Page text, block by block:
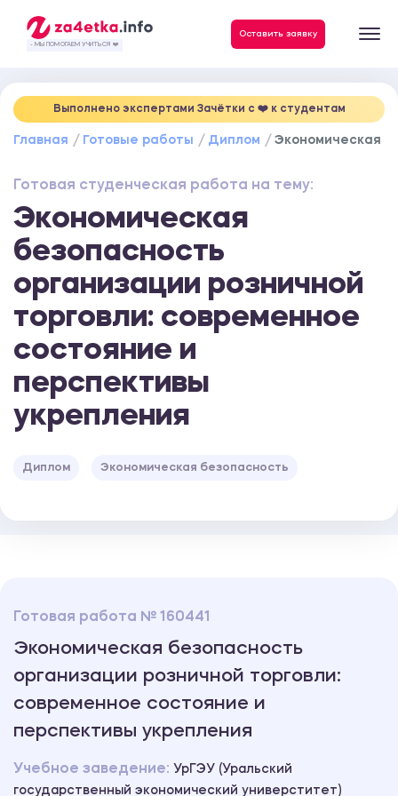
- МЫ ПОМОГАЕМ УЧИТЬСЯ ❤️
Оставить заявку
Выполнено экспертами Зачётки c ❤️ к студентам
Главная Готовые работы Диплом Экономическая
Готовая студенческая работа на тему:
Экономическая
безопасность
организации розничной
торговли: современное
состояние и
перспективы
укрепления
Диплом Экономическая безопасность
Готовая работа № 160441
Экономическая безопасность
организации розничной торговли:
современное состояние и
перспективы укрепления
Учебное заведение: УрГЭУ (Уральский
государственный экономический универститет)